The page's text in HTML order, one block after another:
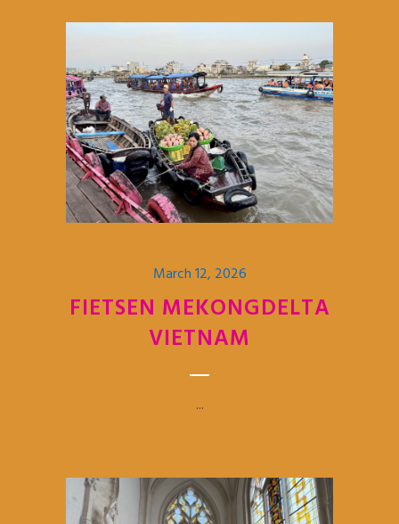
March 12, 2026
FIETSEN MEKONGDELTA
VIETNAM
...